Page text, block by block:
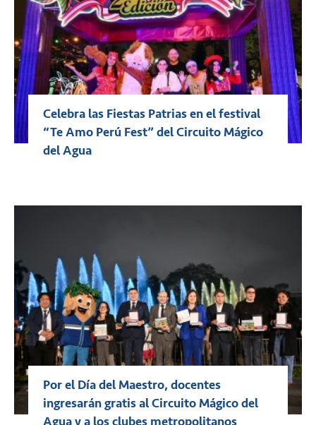
Celebra las Fiestas Patrias en el festival
“Te Amo Perú Fest” del Circuito Mágico
del Agua
Por el Día del Maestro, docentes
ingresarán gratis al Circuito Mágico del
Agua y a los clubes metropolitanos